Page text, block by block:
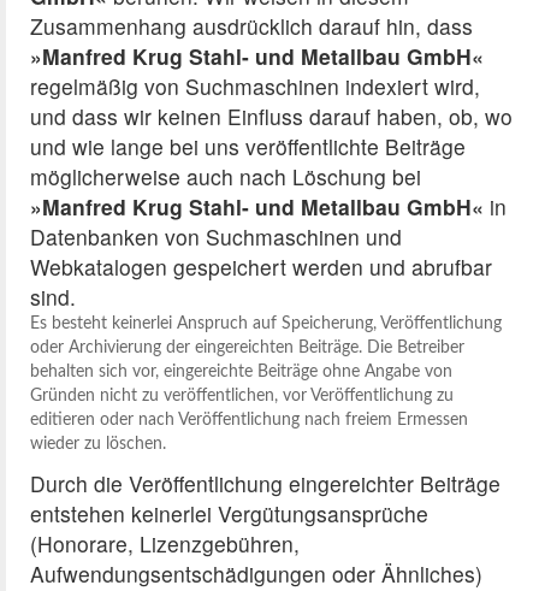
Zusammenhang ausdrücklich darauf hin, dass
»Manfred Krug Stahl- und Metallbau GmbH«
regelmäßig von Suchmaschinen indexiert wird,
und dass wir keinen Einfluss darauf haben, ob, wo
und wie lange bei uns veröffentlichte Beiträge
möglicherweise auch nach Löschung bei
»Manfred Krug Stahl- und Metallbau GmbH« in
Datenbanken von Suchmaschinen und
Webkatalogen gespeichert werden und abrufbar
sind.
Es besteht keinerlei Anspruch auf Speicherung, Veröffentlichung
oder Archivierung der eingereichten Beiträge. Die Betreiber
behalten sich vor, eingereichte Beiträge ohne Angabe von
Gründen nicht zu veröffentlichen, vor Veröffentlichung zu
editieren oder nach Veröffentlichung nach freiem Ermessen
wieder zu löschen.
Durch die Veröffentlichung eingereichter Beiträge
entstehen keinerlei Vergütungsansprüche
(Honorare, Lizenzgebühren,
Aufwendungsentschädigungen oder Ähnliches)